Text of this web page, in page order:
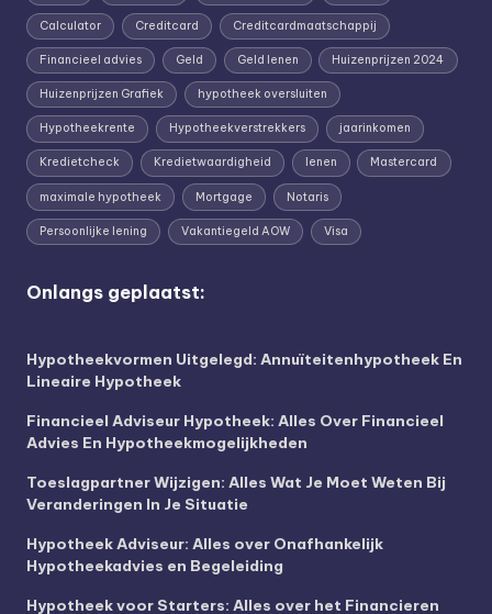
Calculator Creditcard Creditcardmaatschappij
Financieel advies Geld Geld lenen Huizenprijzen 2024
Huizenprijzen Grafiek hypotheek oversluiten
Hypotheekrente Hypotheekverstrekkers jaarinkomen
Kredietcheck Kredietwaardigheid lenen Mastercard
maximale hypotheek Mortgage Notaris
Persoonlijke lening Vakantiegeld AOW Visa
Onlangs geplaatst:
Hypotheekvormen Uitgelegd: Annuïteitenhypotheek En
Lineaire Hypotheek
Financieel Adviseur Hypotheek: Alles Over Financieel
Advies En Hypotheekmogelijkheden
Toeslagpartner Wijzigen: Alles Wat Je Moet Weten Bij
Veranderingen In Je Situatie
Hypotheek Adviseur: Alles over Onafhankelijk
Hypotheekadvies en Begeleiding
Hypotheek voor Starters: Alles over het Financieren